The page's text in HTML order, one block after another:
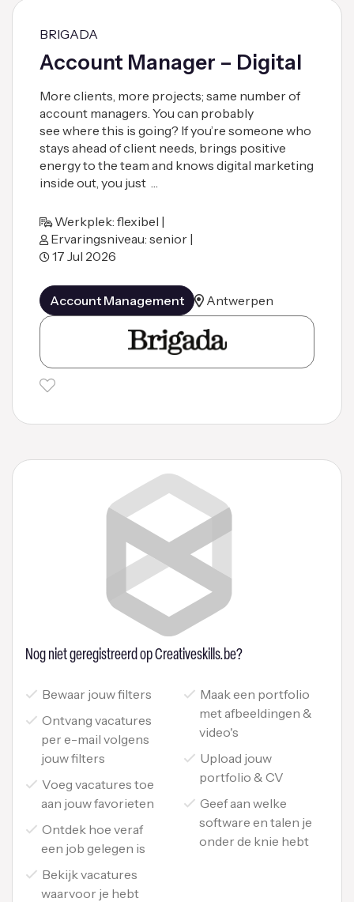
BRIGADA
Account Manager – Digital
More clients, more projects; same number of
account managers. You can probably
see where this is going? If you’re someone who
stays ahead of client needs, brings positive
energy to the team and knows digital marketing
inside out, you just …
Werkplek: flexibel |
Ervaringsniveau: senior |
17 Jul 2026
Account Management Antwerpen
Nog niet geregistreerd op Creativeskills.be?
Bewaar jouw filters
Ontvang vacatures
per e-mail volgens
jouw filters
Voeg vacatures toe
aan jouw favorieten
Ontdek hoe veraf
een job gelegen is
Bekijk vacatures
waarvoor je hebt
Maak een portfolio
met afbeeldingen &
video's
Upload jouw
portfolio & CV
Geef aan welke
software en talen je
onder de knie hebt